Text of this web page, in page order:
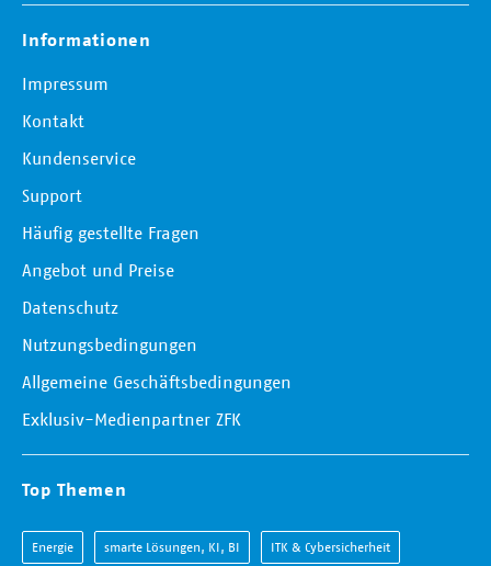
Informationen
Impressum
Kontakt
Kundenservice
Support
Häufig gestellte Fragen
Angebot und Preise
Datenschutz
Nutzungsbedingungen
Allgemeine Geschäftsbedingungen
Exklusiv-Medienpartner ZFK
Top Themen
Energie smarte Lösungen, KI, BI ITK & Cybersicherheit